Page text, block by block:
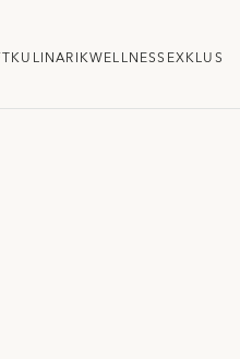
KULINARIKWELLNESS